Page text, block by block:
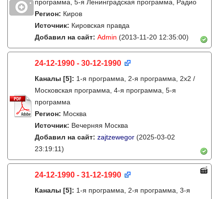
программа, 5-я Ленинградская программа, Радио
Регион: Киров
Источник: Кировская правда
Добавил на сайт: Admin (2013-11-20 12:35:00)
24-12-1990 - 30-12-1990
Каналы [5]: 1-я программа, 2-я программа, 2х2 /
Московская программа, 4-я программа, 5-я
программа
Регион: Москва
Источник: Вечерняя Москва
Добавил на сайт: zajtzewegor (2025-03-02
23:19:11)
24-12-1990 - 31-12-1990
Каналы [5]: 1-я программа, 2-я программа, 3-я